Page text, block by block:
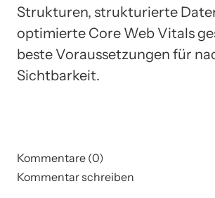
Strukturen, strukturierte
optimierte Core Web Vitals
beste Voraussetzungen für
Sichtbarkeit.
Kommentare (0)
Kommentar schreiben